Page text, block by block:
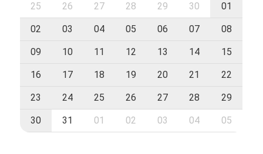
25 26 27 28 29 30 01
02 03 04 05 06 07 08
09 10 11 12 13 14 15
16 17 18 19 20 21 22
23 24 25 26 27 28 29
30 31 01 02 03 04 05